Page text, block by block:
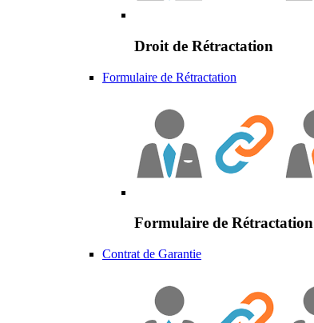
Droit de Rétractation
Formulaire de Rétractation
Formulaire de Rétractation
Contrat de Garantie